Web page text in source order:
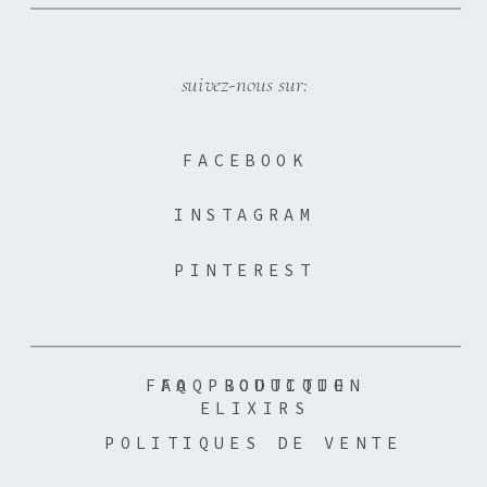
PINTEREST
INSTAGRAM
FACEBOOK
suivez-nous sur:
POLITIQUES DE VENTE
FAQ BOUTIQUE
FAQ PRODUCTION
ELIXIRS